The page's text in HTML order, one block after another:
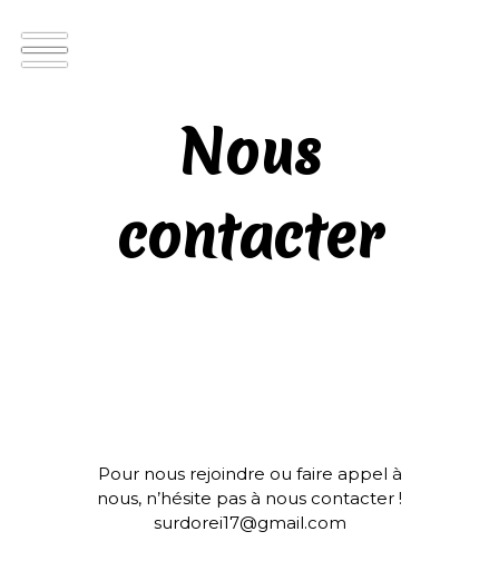
Nous
contacter
Pour nous rejoindre ou faire appel à
nous, n’hésite pas à nous contacter !
surdorei17@gmail.com